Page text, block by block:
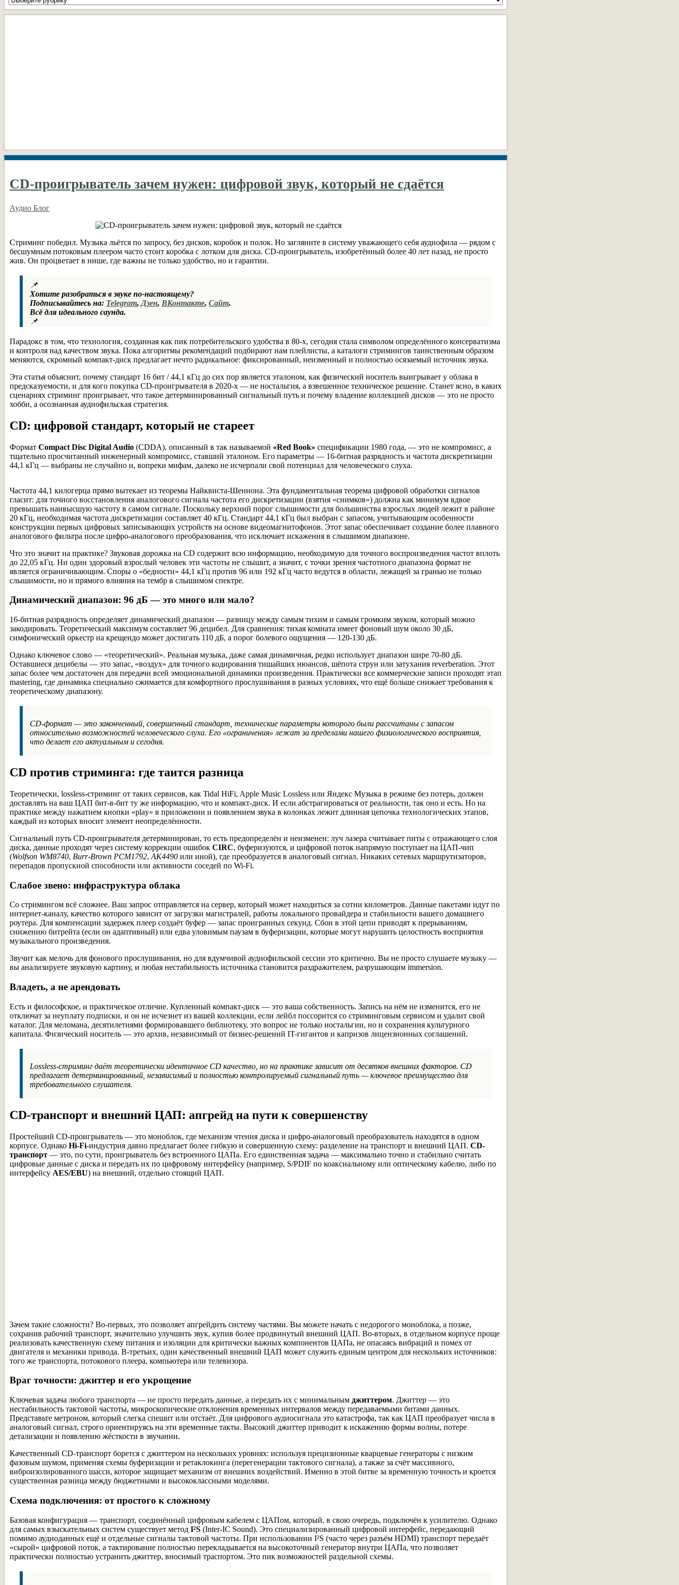
рубрики
DIY
CD-проигрыватель зачем нужен: цифровой звук, который не сдаётся
Аудио Блог
Стриминг победил. Музыка льётся по запросу, без дисков, коробок и полок. Но загляните в систему уважающего себя аудиофила — рядом с
бесшумным потоковым плеером часто стоит коробка с лотком для диска. CD-проигрыватель, изобретённый более 40 лет назад, не просто
жив. Он процветает в нише, где важны не только удобство, но и гарантии.
📌
Хотите разобраться в звуке по-настоящему?
Подписывайтесь на: Telegram, Дзен, ВКонтакте, Сайт.
Всё для идеального саунда.
📌
Парадокс в том, что технология, созданная как пик потребительского удобства в 80-х, сегодня стала символом определённого консерватизма
и контроля над качеством звука. Пока алгоритмы рекомендаций подбирают нам плейлисты, а каталоги стримингов таинственным образом
меняются, скромный компакт-диск предлагает нечто радикальное: фиксированный, неизменный и полностью осязаемый источник звука.
Эта статья объяснит, почему стандарт 16 бит / 44,1 кГц до сих пор является эталоном, как физический носитель выигрывает у облака в
предсказуемости, и для кого покупка CD-проигрывателя в 2020-х — не ностальгия, а взвешенное техническое решение. Станет ясно, в каких
сценариях стриминг проигрывает, что такое детерминированный сигнальный путь и почему владение коллекцией дисков — это не просто
хобби, а осознанная аудиофильская стратегия.
CD: цифровой стандарт, который не стареет
Формат Compact Disc Digital Audio (CDDA), описанный в так называемой «Red Book» спецификации 1980 года, — это не компромисс, а
тщательно просчитанный инженерный компромисс, ставший эталоном. Его параметры — 16-битная разрядность и частота дискретизации
44,1 кГц — выбраны не случайно и, вопреки мифам, далеко не исчерпали свой потенциал для человеческого слуха.
Частота 44,1 килогерца прямо вытекает из теоремы Найквиста-Шеннона. Эта фундаментальная теорема цифровой обработки сигналов
гласит: для точного восстановления аналогового сигнала частота его дискретизации (взятия «снимков») должна как минимум вдвое
превышать наивысшую частоту в самом сигнале. Поскольку верхний порог слышимости для большинства взрослых людей лежит в районе
20 кГц, необходимая частота дискретизации составляет 40 кГц. Стандарт 44,1 кГц был выбран с запасом, учитывающим особенности
конструкции первых цифровых записывающих устройств на основе видеомагнитофонов. Этот запас обеспечивает создание более плавного
аналогового фильтра после цифро-аналогового преобразования, что исключает искажения в слышимом диапазоне.
Что это значит на практике? Звуковая дорожка на CD содержит всю информацию, необходимую для точного воспроизведения частот вплоть
до 22,05 кГц. Ни один здоровый взрослый человек эти частоты не слышит, а значит, с точки зрения частотного диапазона формат не
является ограничивающим. Споры о «бедности» 44,1 кГц против 96 или 192 кГц часто ведутся в области, лежащей за гранью не только
слышимости, но и прямого влияния на тембр в слышимом спектре.
Динамический диапазон: 96 дБ — это много или мало?
16-битная разрядность определяет динамический диапазон — разницу между самым тихим и самым громким звуком, который можно
закодировать. Теоретический максимум составляет 96 децибел. Для сравнения: тихая комната имеет фоновый шум около 30 дБ,
симфонический оркестр на крещендо может достигать 110 дБ, а порог болевого ощущения — 120-130 дБ.
Однако ключевое слово — «теоретический». Реальная музыка, даже самая динамичная, редко использует диапазон шире 70-80 дБ.
Оставшиеся децибелы — это запас, «воздух» для точного кодирования тишайших нюансов, шёпота струн или затухания reverberation. Этот
запас более чем достаточен для передачи всей эмоциональной динамики произведения. Практически все коммерческие записи проходят этап
mastering, где динамика специально сжимается для комфортного прослушивания в разных условиях, что ещё больше снижает требования к
теоретическому диапазону.
CD-формат — это законченный, совершенный стандарт, технические параметры которого были рассчитаны с запасом
относительно возможностей человеческого слуха. Его «ограничения» лежат за пределами нашего физиологического восприятия,
что делает его актуальным и сегодня.
CD против стриминга: где таится разница
Теоретически, lossless-стриминг от таких сервисов, как Tidal HiFi, Apple Music Lossless или Яндекс Музыка в режиме без потерь, должен
доставлять на ваш ЦАП бит-в-бит ту же информацию, что и компакт-диск. И если абстрагироваться от реальности, так оно и есть. Но на
практике между нажатием кнопки «play» в приложении и появлением звука в колонках лежит длинная цепочка технологических этапов,
каждый из которых вносит элемент неопределённости.
Сигнальный путь CD-проигрывателя детерминирован, то есть предопределён и неизменен: луч лазера считывает питы с отражающего слоя
диска, данные проходят через систему коррекции ошибок CIRC, буферизуются, и цифровой поток напрямую поступает на ЦАП-чип
(Wolfson WM8740, Burr-Brown PCM1792, AK4490 или иной), где преобразуется в аналоговый сигнал. Никаких сетевых маршрутизаторов,
перепадов пропускной способности или активности соседей по Wi-Fi.
Слабое звено: инфраструктура облака
Со стримингом всё сложнее. Ваш запрос отправляется на сервер, который может находиться за сотни километров. Данные пакетами идут по
интернет-каналу, качество которого зависит от загрузки магистралей, работы локального провайдера и стабильности вашего домашнего
роутера. Для компенсации задержек плеер создаёт буфер — запас проигранных секунд. Сбои в этой цепи приводят к прерываниям,
снижению битрейта (если он адаптивный) или едва уловимым паузам в буферизации, которые могут нарушить целостность восприятия
музыкального произведения.
Звучит как мелочь для фонового прослушивания, но для вдумчивой аудиофильской сессии это критично. Вы не просто слушаете музыку —
вы анализируете звуковую картину, и любая нестабильность источника становится раздражителем, разрушающим immersion.
Владеть, а не арендовать
Есть и философское, и практическое отличие. Купленный компакт-диск — это ваша собственность. Запись на нём не изменится, его не
отключат за неуплату подписки, и он не исчезнет из вашей коллекции, если лейбл поссорится со стриминговым сервисом и удалит свой
каталог. Для меломана, десятилетиями формировавшего библиотеку, это вопрос не только ностальгии, но и сохранения культурного
капитала. Физический носитель — это архив, независимый от бизнес-решений IT-гигантов и капризов лицензионных соглашений.
Lossless-стриминг даёт теоретически идентичное CD качество, но на практике зависит от десятков внешних факторов. CD
предлагает детерминированный, независимый и полностью контролируемый сигнальный путь — ключевое преимущество для
требовательного слушателя.
CD-транспорт и внешний ЦАП: апгрейд на пути к совершенству
Простейший CD-проигрыватель — это моноблок, где механизм чтения диска и цифро-аналоговый преобразователь находятся в одном
корпусе. Однако Hi-Fi-индустрия давно предлагает более гибкую и совершенную схему: разделение на транспорт и внешний ЦАП. CD-
транспорт — это, по сути, проигрыватель без встроенного ЦАПа. Его единственная задача — максимально точно и стабильно считать
цифровые данные с диска и передать их по цифровому интерфейсу (например, S/PDIF по коаксиальному или оптическому кабелю, либо по
интерфейсу AES/EBU) на внешний, отдельно стоящий ЦАП.
Зачем такие сложности? Во-первых, это позволяет апгрейдить систему частями. Вы можете начать с недорогого моноблока, а позже,
сохранив рабочий транспорт, значительно улучшить звук, купив более продвинутый внешний ЦАП. Во-вторых, в отдельном корпусе проще
реализовать качественную схему питания и изоляции для критически важных компонентов ЦАПа, не опасаясь вибраций и помех от
двигателя и механики привода. В-третьих, один качественный внешний ЦАП может служить единым центром для нескольких источников:
того же транспорта, потокового плеера, компьютера или телевизора.
Враг точности: джиттер и его укрощение
Ключевая задача любого транспорта — не просто передать данные, а передать их с минимальным джиттером. Джиттер — это
нестабильность тактовой частоты, микроскопические отклонения временных интервалов между передаваемыми битами данных.
Представьте метроном, который слегка спешит или отстаёт. Для цифрового аудиосигнала это катастрофа, так как ЦАП преобразует числа в
аналоговый сигнал, строго ориентируясь на эти временные такты. Высокий джиттер приводит к искажению формы волны, потере
детализации и появлению жёсткости в звучании.
Качественный CD-транспорт борется с джиттером на нескольких уровнях: используя прецизионные кварцевые генераторы с низким
фазовым шумом, применяя схемы буферизации и ретаклокинга (перегенерации тактового сигнала), а также за счёт массивного,
виброизолированного шасси, которое защищает механизм от внешних воздействий. Именно в этой битве за временную точность и кроется
существенная разница между бюджетными и высококлассными моделями.
Схема подключения: от простого к сложному
Базовая конфигурация — транспорт, соединённый цифровым кабелем с ЦАПом, который, в свою очередь, подключён к усилителю. Однако
для самых взыскательных систем существует метод I²S (Inter-IC Sound). Это специализированный цифровой интерфейс, передающий
помимо аудиоданных ещё и отдельные сигналы тактовой частоты. При использовании I²S (часто через разъём HDMI) транспорт передаёт
«сырой» цифровой поток, а тактирование полностью перекладывается на высокоточный генератор внутри ЦАПа, что позволяет
практически полностью устранить джиттер, вносимый траспортом. Это пик возможностей раздельной схемы.